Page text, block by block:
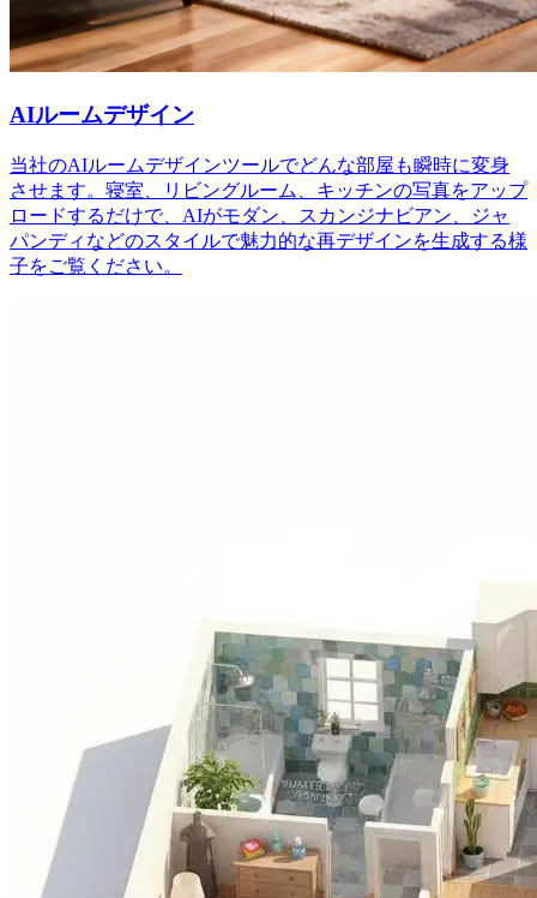
AIルームデザイン
当社のAIルームデザインツールでどんな部屋も瞬時に変身
させます。寝室、リビングルーム、キッチンの写真をアップ
ロードするだけで、AIがモダン、スカンジナビアン、ジャ
パンディなどのスタイルで魅力的な再デザインを生成する様
子をご覧ください。